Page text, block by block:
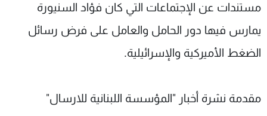
مستندات عن الإجتماعات التي كان فؤاد السنيورة
يمارس فيها دور الحامل والعامل على فرض رسائل
الضغط الأميركية والإسرائيلية.
مقدمة نشرة أخبار "المؤسسة اللبنانية للارسال"